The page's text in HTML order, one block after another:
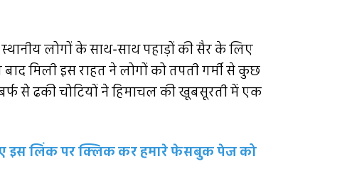
लोगों के साथ-साथ पहाड़ों की सैर के लिए
मिली इस राहत ने लोगों को तपती गर्मी से कुछ
से ढकी चोटियों ने हिमाचल की खूबसूरती में एक
इस लिंक पर क्लिक कर हमारे फेसबुक पेज को